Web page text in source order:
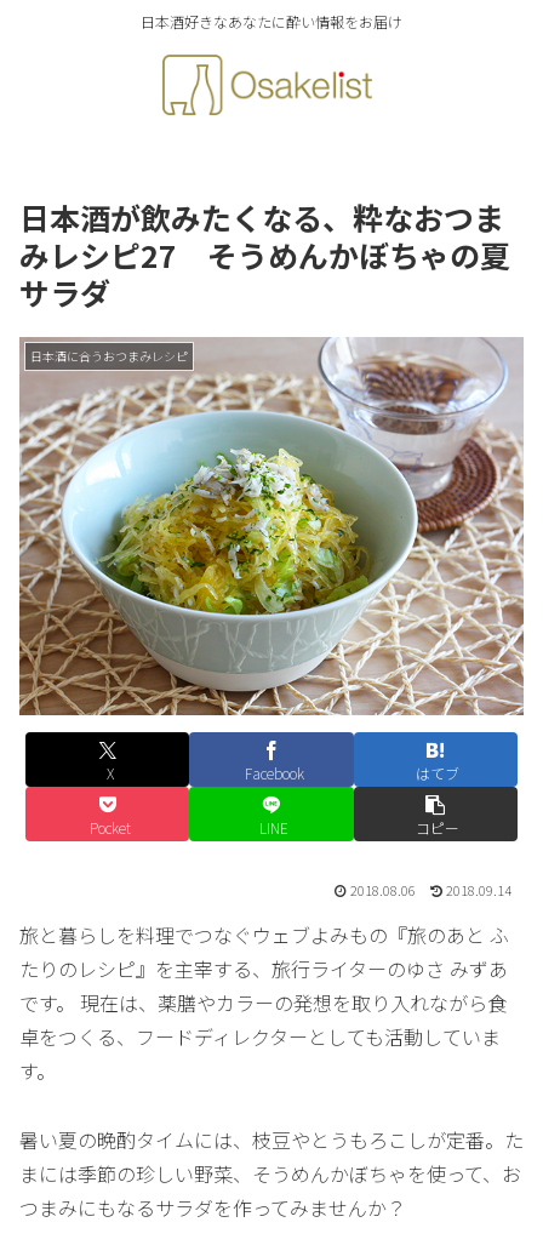
日本酒好きなあなたに酔い情報をお届け
日本酒が飲みたくなる、粋なおつま
みレシピ27 そうめんかぼちゃの夏
サラダ
日本酒に合うおつまみレシピ
X Facebook はてブ
Pocket LINE コピー
2018.08.06 2018.09.14
旅と暮らしを料理でつなぐウェブよみもの『旅のあと ふ
たりのレシピ』を主宰する、旅行ライターのゆさ みずあ
です。 現在は、薬膳やカラーの発想を取り入れながら食
卓をつくる、フードディレクターとしても活動していま
す。
暑い夏の晩酌タイムには、枝豆やとうもろこしが定番。た
まには季節の珍しい野菜、そうめんかぼちゃを使って、お
つまみにもなるサラダを作ってみませんか？